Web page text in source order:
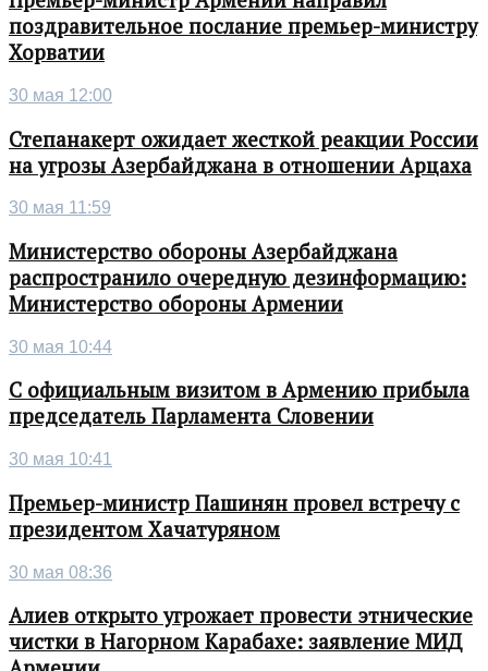
поздравительное послание премьер-министру
Хорватии
30 мая 12:00
Степанакерт ожидает жесткой реакции России
на угрозы Азербайджана в отношении Арцаха
30 мая 11:59
Министерство обороны Азербайджана
распространило очередную дезинформацию:
Министерство обороны Армении
30 мая 10:44
С официальным визитом в Армению прибыла
председатель Парламента Словении
30 мая 10:41
Премьер-министр Пашинян провел встречу с
президентом Хачатуряном
30 мая 08:36
Алиев открыто угрожает провести этнические
чистки в Нагорном Карабахе: заявление МИД